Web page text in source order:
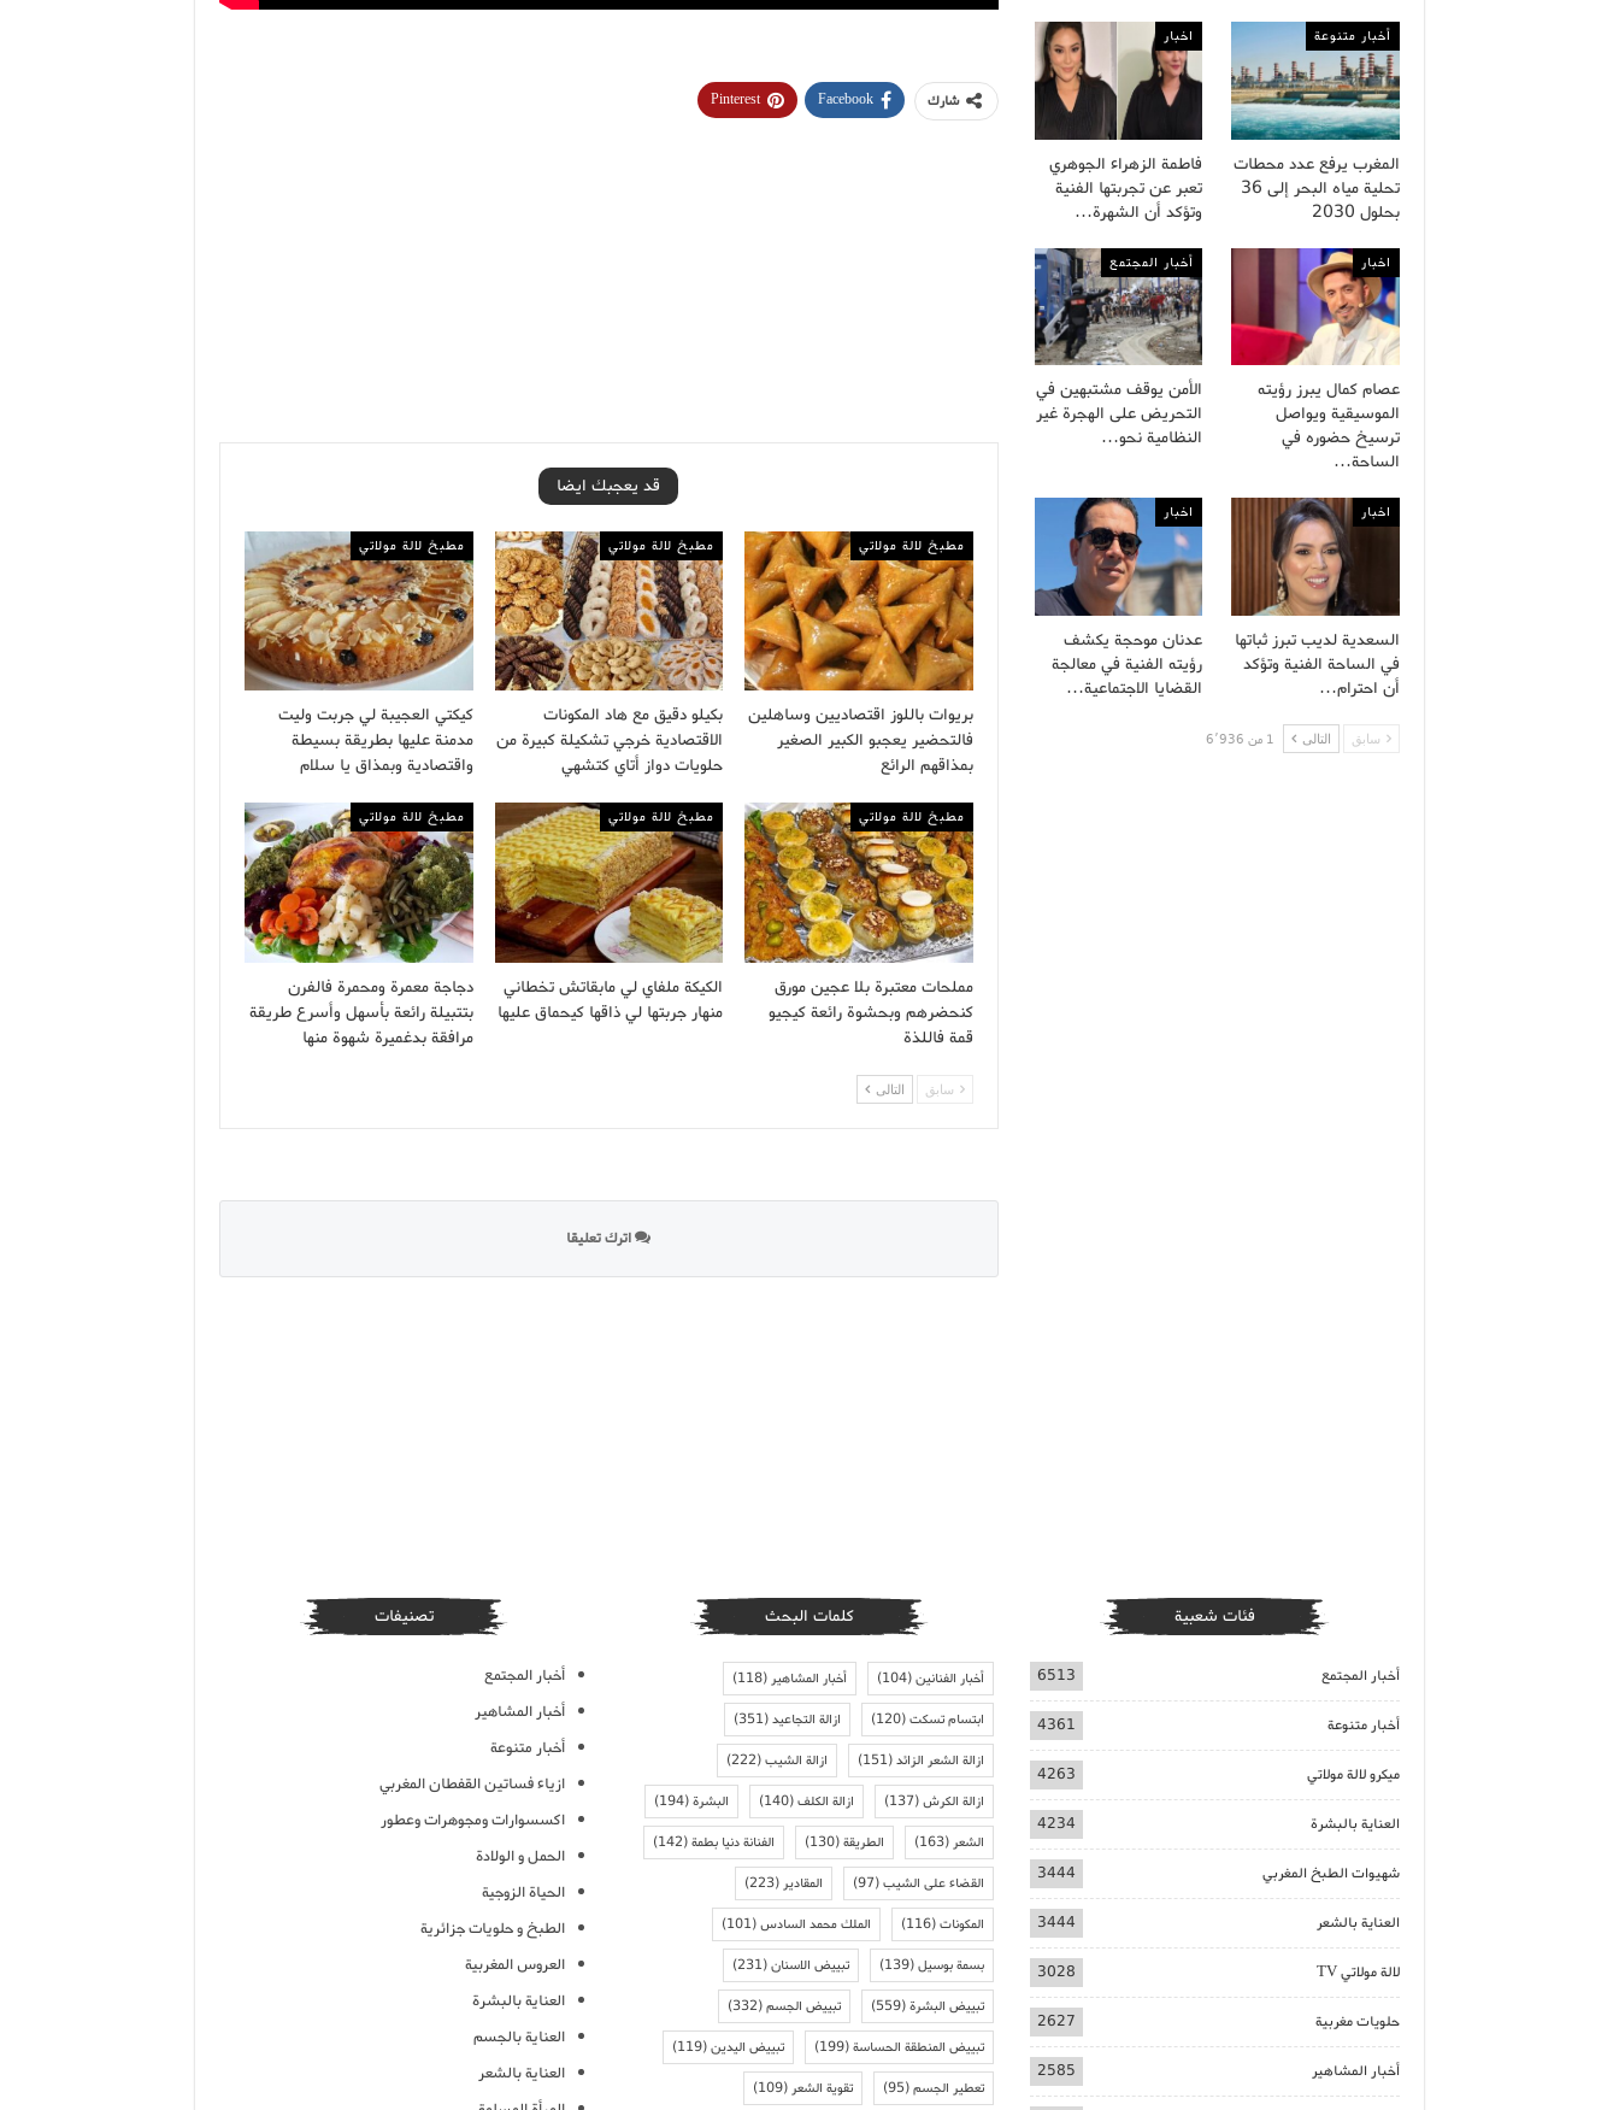
شارك Facebook
Pinterest
قد يعجبك ايضا
مطبخ لالة مولاتي
بريوات باللوز اقتصاديين وساهلين
فالتحضير يعجبو الكبير الصغير
بمذاقهم الرائع
مطبخ لالة مولاتي
بكيلو دقيق مع هاد المكونات
الاقتصادية خرجي تشكيلة كبيرة من
حلويات دواز أتاي كتشهي
مطبخ لالة مولاتي
كيكتي العجيبة لي جربت وليت
مدمنة عليها بطريقة بسيطة
واقتصادية وبمذاق يا سلام
مطبخ لالة مولاتي
مملحات معتبرة بلا عجين مورق
كنحضرهم وبحشوة رائعة كيجيو
قمة فاللذة
مطبخ لالة مولاتي
الكيكة ملفاي لي مابقاتش تخطاني
منهار جربتها لي ذاقها كيحماق عليها
مطبخ لالة مولاتي
دجاجة معمرة ومحمرة فالفرن
بتتبيلة رائعة بأسهل وأسرع طريقة
مرافقة بدغميرة شهوة منها
سابق التالى
اترك تعليقا
أخبار متنوعة
المغرب يرفع عدد محطات
تحلية مياه البحر إلى 36
بحلول 2030
اخبار
فاطمة الزهراء الجوهري
تعبر عن تجربتها الفنية
وتؤكد أن الشهرة…
اخبار
عصام كمال يبرز رؤيته
الموسيقية ويواصل
ترسيخ حضوره في
الساحة…
أخبار المجتمع
الأمن يوقف مشتبهين في
التحريض على الهجرة غير
النظامية نحو…
اخبار
السعدية لديب تبرز ثباتها
في الساحة الفنية وتؤكد
أن احترام…
اخبار
عدنان موحجة يكشف
رؤيته الفنية في معالجة
القضايا الاجتماعية…
سابق التالى 1 من 6٬936
فئات شعبية
أخبار المجتمع 6513
أخبار متنوعة 4361
ميكرو لالة مولاتي 4263
العناية بالبشرة 4234
شهيوات الطبخ المغربي 3444
العناية بالشعر 3444
لالة مولاتي TV 3028
حلويات مغربية 2627
أخبار المشاهير 2585
كلمات البحث
أخبار الفنانين(104) أخبار المشاهير(118)
ابتسام تسكت(120) ازالة التجاعيد(351)
ازالة الشعر الزائد(151) ازالة الشيب(222)
ازالة الكرش(137) ازالة الكلف(140) البشرة(194)
الشعر(163) الطريقة(130) الفنانة دنيا بطمة(142)
القضاء على الشيب(97) المقادير(223)
المكونات(116) الملك محمد السادس(101)
بسمة بوسيل(139) تبييض الاسنان(231)
تبييض البشرة(559) تبييض الجسم(332)
تبييض المنطقة الحساسة(199) تبييض اليدين(119)
تعطير الجسم(95) تقوية الشعر(109)
تصنيفات
أخبار المجتمع
أخبار المشاهير
أخبار متنوعة
ازياء فساتين القفطان المغربي
اكسسوارات ومجوهرات وعطور
الحمل و الولادة
الحياة الزوجية
الطبخ و حلويات جزائرية
العروس المغربية
العناية بالبشرة
العناية بالجسم
العناية بالشعر